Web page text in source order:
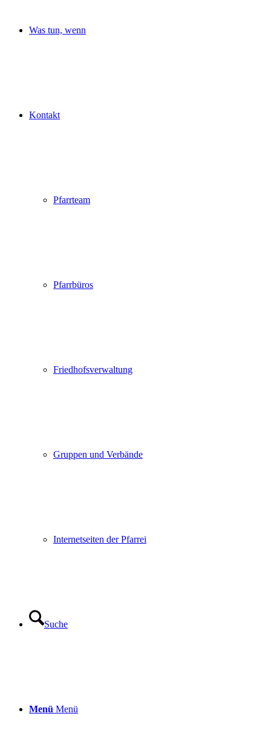
Was tun, wenn
Kontakt
Pfarrteam
Pfarrbüros
Friedhofsverwaltung
Gruppen und Verbände
Internetseiten der Pfarrei
Suche
Menü Menü